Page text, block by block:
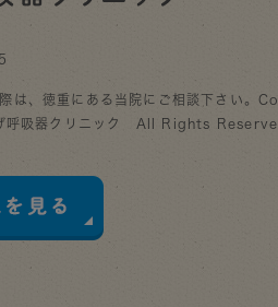
は、徳重にある当院にご相談下さい。Co
吸器クリニック All Rights Reserve